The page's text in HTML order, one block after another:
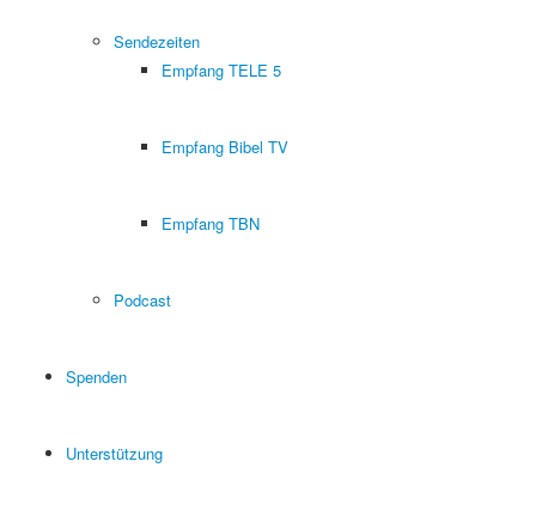
Sendezeiten
Empfang TELE 5
Empfang Bibel TV
Empfang TBN
Podcast
Spenden
Unterstützung